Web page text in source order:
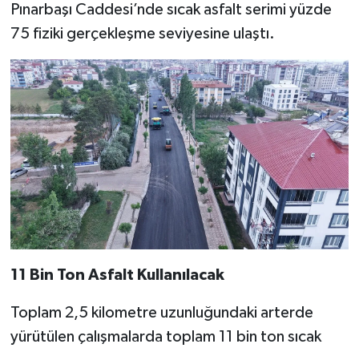
Pınarbaşı Caddesi’nde sıcak asfalt serimi yüzde
75 fiziki gerçekleşme seviyesine ulaştı.
11 Bin Ton Asfalt Kullanılacak
Toplam 2,5 kilometre uzunluğundaki arterde
yürütülen çalışmalarda toplam 11 bin ton sıcak